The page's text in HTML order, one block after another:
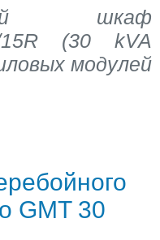
шкаф
15R (30 kVA
модулей
GMT 30